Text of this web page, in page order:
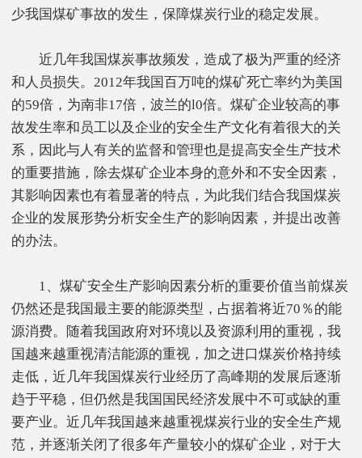
少我国煤矿事故的发生，保障煤炭行业的稳定发展。
近几年我国煤炭事故频发，造成了极为严重的经济
和人员损失。2012年我国百万吨的煤矿死亡率约为美国
的59倍，为南非17倍，波兰的l0倍。煤矿企业较高的事
故发生率和员工以及企业的安全生产文化有着很大的关
系，因此与人有关的监督和管理也是提高安全生产技术
的重要措施，除去煤矿企业本身的意外和不安全因素，
其影响因素也有着显著的特点，为此我们结合我国煤炭
企业的发展形势分析安全生产的影响因素，并提出改善
的办法。
1、煤矿安全生产影响因素分析的重要价值当前煤炭
仍然还是我国最主要的能源类型，占据着将近70％的能
源消费。随着我国政府对环境以及资源利用的重视，我
国越来越重视清洁能源的重视，加之进口煤炭价格持续
走低，近几年我国煤炭行业经历了高峰期的发展后逐渐
趋于平稳，但仍然是我国国民经济发展中不可或缺的重
要产业。近几年我国越来越重视煤炭行业的安全生产规
范，并逐渐关闭了很多年产量较小的煤矿企业，对于大